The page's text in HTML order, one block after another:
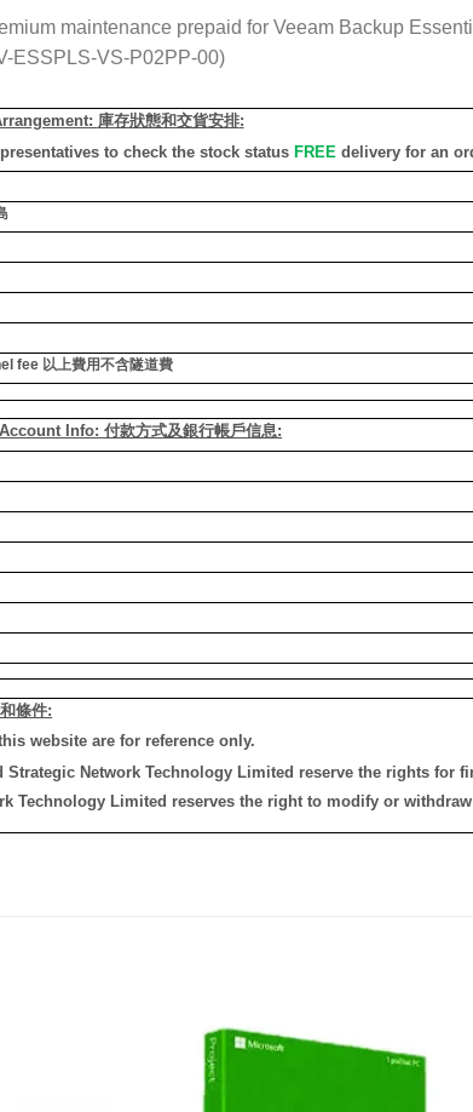
maintenance prepaid for Veeam Backup
ESSPLS-VS-P02PP-00)
庫存狀態和交貨安排:
to check the stock status FREE delivery for an
fee 以上費用不含隧道費
Info: 付款方式及銀行帳戶信息:
條件:
website are for reference only.
Strategic Network Technology Limited reserve the rights for
Technology Limited reserves the right to modify or